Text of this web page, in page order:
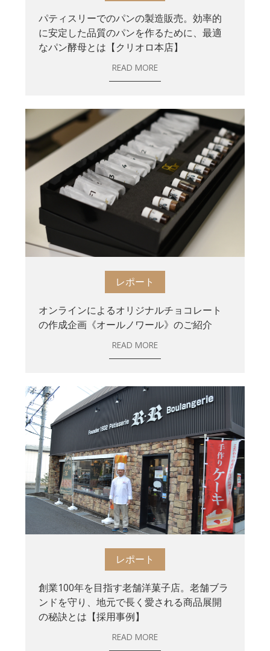
パティスリーでのパンの製造販売。効率的
に安定した品質のパンを作るために、最適
なパン酵母とは【クリオロ本店】
READ MORE
レポート
オンラインによるオリジナルチョコレート
の作成企画《オールノワール》のご紹介
READ MORE
レポート
創業100年を目指す老舗洋菓子店。老舗ブラ
ンドを守り、地元で長く愛される商品展開
の秘訣とは【採用事例】
READ MORE